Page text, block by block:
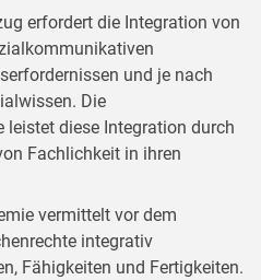
erfordert die Integration von
und je nach
Die
diese Integration durch
Fachlichkeit in ihren
vermittelt vor dem
integrativ
Fähigkeiten und Fertigkeiten.